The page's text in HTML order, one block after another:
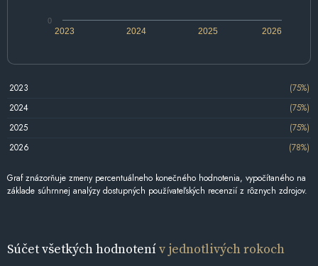
2024 2026
2023 2025
0
2023
(75%)
2024
(75%)
2025
(75%)
2026
(78%)
Graf znázorňuje zmeny percentuálneho konečného hodnotenia, vypočítaného na
základe súhrnnej analýzy dostupných používateľských recenzií z rôznych zdrojov.
Súčet všetkých hodnotenív jednotlivých rokoch